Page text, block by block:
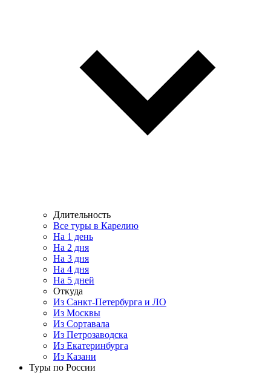
Длительность
Все туры в Карелию
На 1 день
На 2 дня
На 3 дня
На 4 дня
На 5 дней
Откуда
Из Санкт-Петербурга и ЛО
Из Москвы
Из Сортавала
Из Петрозаводска
Из Екатеринбурга
Из Казани
Туры по России